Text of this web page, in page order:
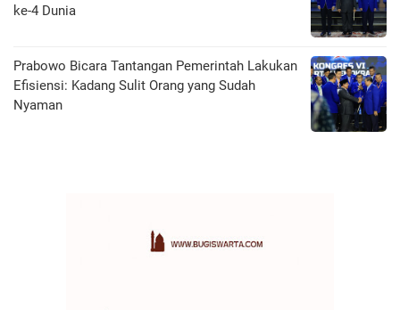
ke-4 Dunia
Prabowo Bicara Tantangan Pemerintah Lakukan
Efisiensi: Kadang Sulit Orang yang Sudah
Nyaman